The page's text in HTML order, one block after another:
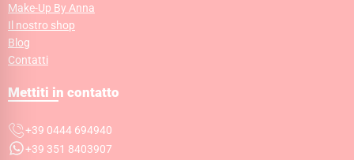
Make-Up By Anna
Il nostro shop
Blog
Contatti
Mettiti in contatto
+39 0444 694940
+39 351 8403907